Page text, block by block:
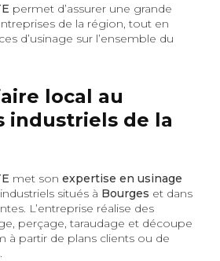
permet d’assurer une grande
de la région, tout en
d’usinage sur l’ensemble du
local au
industriels de la
met son expertise en usinage
situés à Bourges et dans
L’entreprise réalise des
perçage, taraudage et découpe
à partir de plans clients ou de